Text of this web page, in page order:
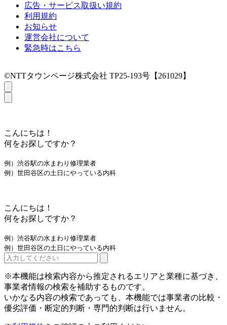
広告・サービス取扱い規約
利用規約
お知らせ
運営会社について
緊急時はこちら
©NTTタウンページ株式会社 TP25-193号【261029】
こんにちは！
何をお探しですか？
例）渋谷駅の水まわり修理業者
例）世田谷区の土日にやっている内科
こんにちは！
何をお探しですか？
例）渋谷駅の水まわり修理業者
例）世田谷区の土日にやっている内科
※本機能は検索内容から推定されるエリアと業種に基づき、
事業者情報の検索を補助するものです。
いかなる内容の検索であっても、本機能では事業者の比較・
優劣評価・断定的判断・専門的判断は行いません。